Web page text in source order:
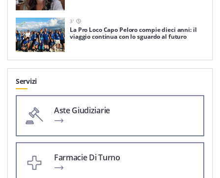
3'
La Pro Loco Capo Peloro compie dieci anni: il
viaggio continua con lo sguardo al futuro
Servizi
Aste Giudiziarie
Farmacie Di Turno